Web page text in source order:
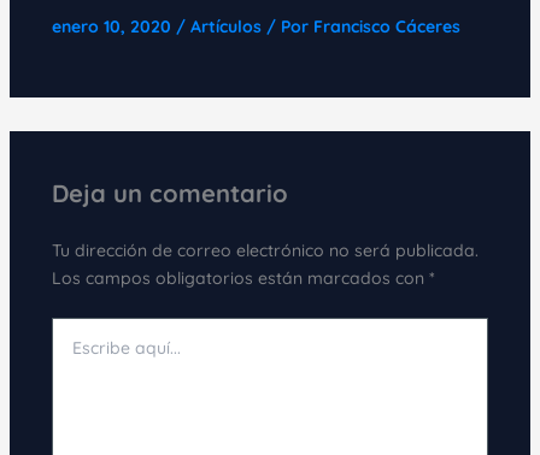
enero 10, 2020 / Artículos/ Por Francisco Cáceres
Deja un comentario
Tu dirección de correo electrónico no será publicada.
Los campos obligatorios están marcados con *
aquí...